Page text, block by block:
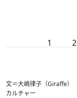
1 2
文＝大嶋律子（Giraffe）
カルチャー